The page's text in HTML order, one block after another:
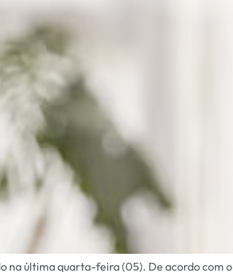
na última quarta-feira (05). De acordo com o